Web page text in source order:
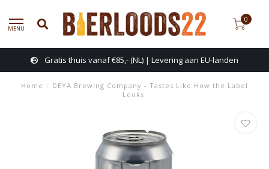
MENU
0
Gratis thuis vanaf €85,- (NL) | Levering aan EU-landen
Home / DEYA Brewing Company - Tastes Like How the Label
Looks